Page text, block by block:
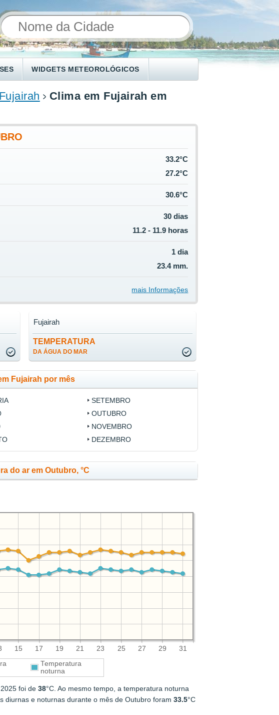
WIDGETS METEOROLÓGICOS
Clima em Fujairah em
33.2°C
27.2°C
30.6°C
30 dias
11.2 - 11.9 horas
1 dia
23.4 mm.
mais Informações
TEMPERATURA
DA ÁGUA DO MAR
Fujairah
Fujairah por mês
SETEMBRO
OUTUBRO
NOVEMBRO
DEZEMBRO
do ar em Outubro, °C
15 17 19 21 23 25 27 29 31
Temperatura
noturna
2025 foi de38°C. Ao mesmo tempo, a temperatura noturna
diurnas e noturnas durante o mês de Outubro foram33.5°C